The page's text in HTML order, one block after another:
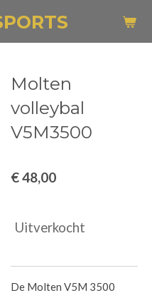
Molten
volleybal
V5M3500
€ 48,00
Uitverkocht
De Molten V5M 3500